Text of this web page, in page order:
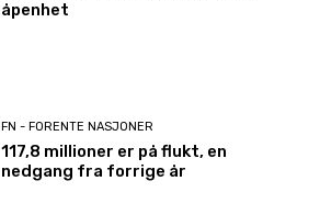
åpenhet
FN - FORENTE NASJONER
117,8 millioner er på flukt, en
nedgang fra forrige år